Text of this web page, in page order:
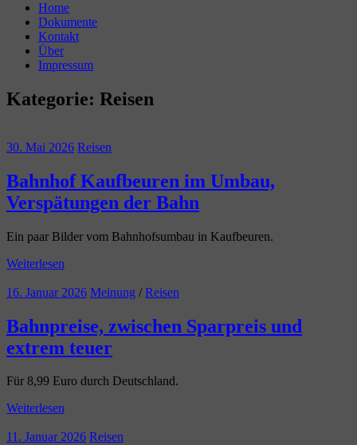
Home
Dokumente
Kontakt
Über
Impressum
Kategorie: Reisen
30. Mai 2026 Reisen
Bahnhof Kaufbeuren im Umbau,
Verspätungen der Bahn
Ein paar Bilder vom Bahnhofsumbau in Kaufbeuren.
Weiterlesen
16. Januar 2026 Meinung /Reisen
Bahnpreise, zwischen Sparpreis und
extrem teuer
Für 8,99 Euro durch Deutschland.
Weiterlesen
11. Januar 2026 Reisen